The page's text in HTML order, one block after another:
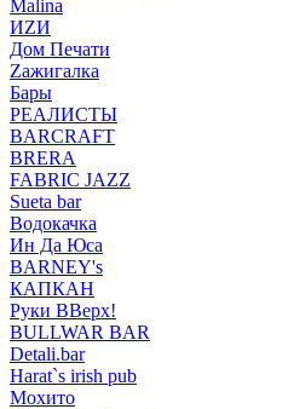
Malina
ИZИ
Дом Печати
Zажигалка
Бары
РЕАЛИСТЫ
BARCRAFT
BRERA
FABRIC JAZZ
Sueta bar
Водокачка
Ин Да Юса
BARNEY's
КАПКАН
Руки ВВерх!
BULLWAR BAR
Detali.bar
Harat`s irish pub
Мохито